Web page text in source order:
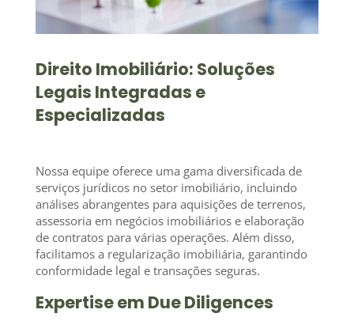
Direito Imobiliário: Soluções
Legais Integradas e
Especializadas
Nossa equipe oferece uma gama diversificada de
serviços jurídicos no setor imobiliário, incluindo
análises abrangentes para aquisições de terrenos,
assessoria em negócios imobiliários e elaboração
de contratos para várias operações. Além disso,
facilitamos a regularização imobiliária, garantindo
conformidade legal e transações seguras.
Expertise em Due Diligences